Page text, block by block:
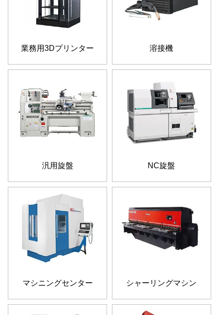
業務用3Dプリンター 溶接機
汎用旋盤 NC旋盤
マシニングセンター シャーリングマシン